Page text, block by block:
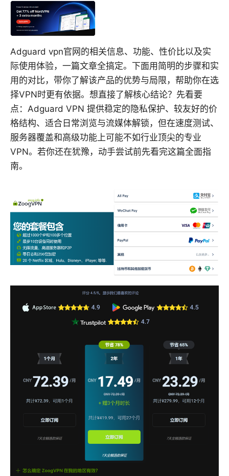
Adguard vpn官网的相关信息、功能、性价比以及实
际使用体验，一篇文章全搞定。下面用简明的步骤和实
用的对比，带你了解该产品的优势与局限，帮助你在选
择VPN时更有依据。想直接了解核心结论？先看要
点：Adguard VPN 提供稳定的隐私保护、较友好的价
格结构、适合日常浏览与流媒体解锁，但在速度测试、
服务器覆盖和高级功能上可能不如行业顶尖的专业
VPN。若你还在犹豫，动手尝试前先看完这篇全面指
南。